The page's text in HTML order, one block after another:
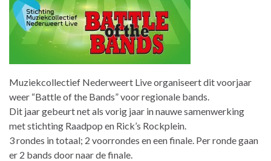
Muziekcollectief Nederweert Live organiseert dit voorjaar
weer “Battle of the Bands” voor regionale bands.
Dit jaar gebeurt net als vorig jaar in nauwe samenwerking
met stichting Raadpop en Rick’s Rockplein.
3 rondes in totaal; 2 voorrondes en een finale. Per ronde gaan
er 2 bands door naar de finale.